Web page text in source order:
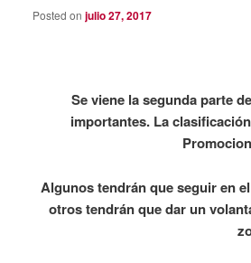
Posted on julio 27, 2017
Se viene la segunda parte
importantes. La
Algunos tendrán que seguir en
otros tendrán que dar un